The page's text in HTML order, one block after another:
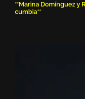
**Marina Domínguez y
cumbia**